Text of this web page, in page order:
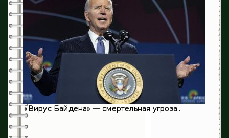
Эндокринология 16
Хирургия
«Вирус Байдена» — смертельная угроза..